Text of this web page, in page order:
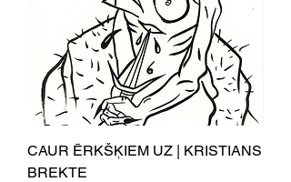
CAUR ĒRKŠĶIEM UZ | KRISTIANS
BREKTE